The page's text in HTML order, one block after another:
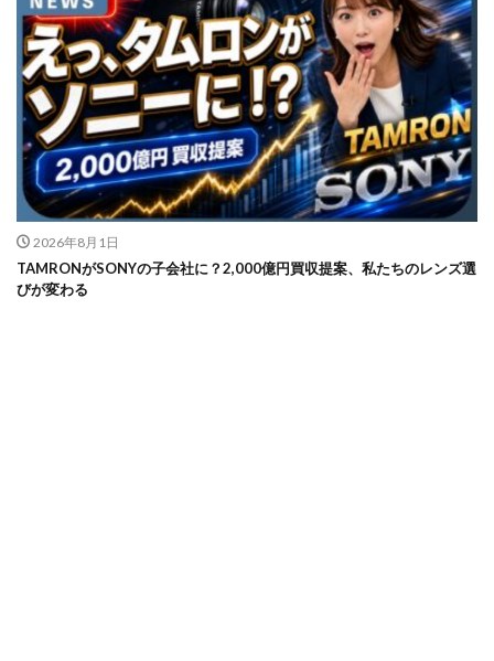
2026年8月1日
TAMRONがSONYの子会社に？2,000億円買収提案、私たちのレンズ選
びが変わる